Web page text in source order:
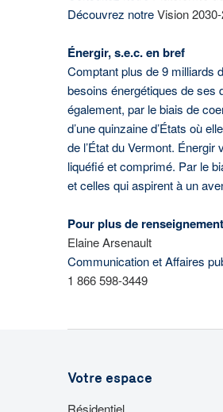
Découvrez notreVision
Énergir, s.e.c. en bref
Comptant plus de 9 milliards
besoins énergétiques de ses
également, par le biais de
d’une quinzaine d’États où
de l’État du Vermont.
liquéfié et comprimé. Par le
et celles qui aspirent à un
Pour plus de
Elaine Arsenault
Communication et Affaires
1 866 598-3449
Votre espace
Résidentiel